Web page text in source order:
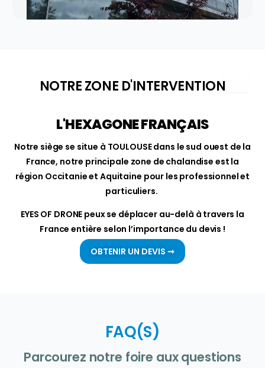
NOTRE ZONE D'INTERVENTION
L'HEXAGONE FRANÇAIS
Notre siège se situe à TOULOUSE dans le sud ouest de la
France, notre principale zone de chalandise est la
région Occitanie et Aquitaine pour les professionnel et
particuliers.
EYES OF DRONE peux se déplacer au-delà à travers la
France entière selon l’importance du devis !
OBTENIR UN DEVIS ➞
FAQ(S)
Parcourez notre foire aux questions